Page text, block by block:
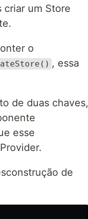
criar um Store
o
, essa
de duas chaves,
esse
de